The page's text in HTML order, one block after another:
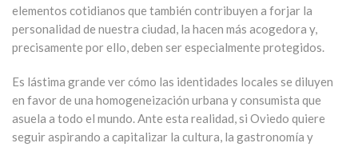
elementos cotidianos que también contribuyen a forjar la
personalidad de nuestra ciudad, la hacen más acogedora y,
precisamente por ello, deben ser especialmente protegidos.
Es lástima grande ver cómo las identidades locales se diluyen
en favor de una homogeneización urbana y consumista que
asuela a todo el mundo. Ante esta realidad, si Oviedo quiere
seguir aspirando a capitalizar la cultura, la gastronomía y